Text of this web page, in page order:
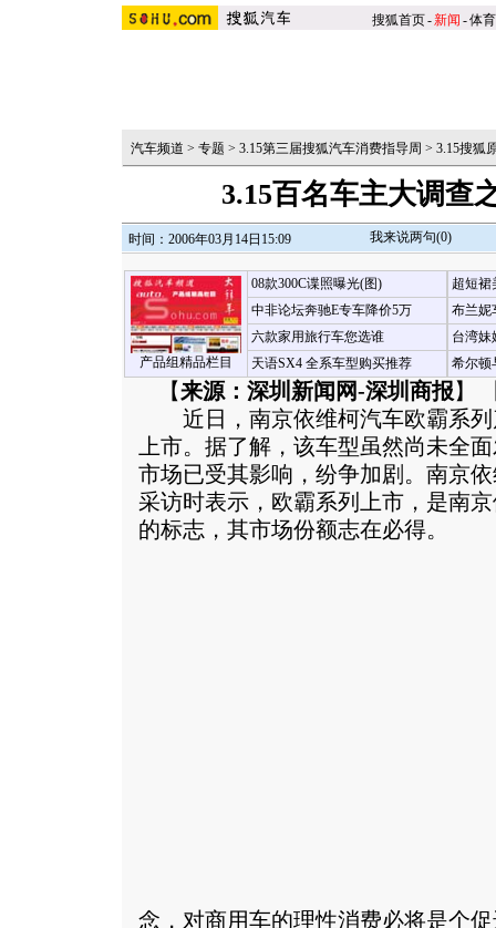
搜狐首页-新闻 -体育
汽车频道 > 专题 > 3.15第三届搜狐汽车消费指导周 > 3.15搜狐
3.15百名车主大调查
时间：2006年03月14日15:09 我来说两句(0)
产品组精品栏目
08款300C谍照曝光(图)
中非论坛奔驰E专车降价5万
六款家用旅行车您选谁
天语SX4 全系车型购买推荐
超短裙
布兰妮
台湾妹
希尔顿
【来源：深圳新闻网-深圳商报 】
近日，南京依维柯汽车欧霸系列
上市。据了解，该车型虽然尚未全
市场已受其影响，纷争加剧。南京
采访时表示，欧霸系列上市，是南
的标志，其市场份额志在必得。
念，对商用车的理性消费必将是个